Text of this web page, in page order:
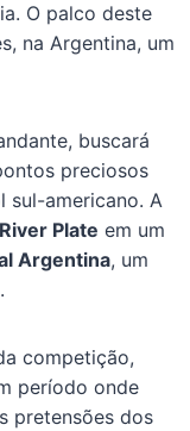
O palco deste
na Argentina, um
buscará
preciosos
sul-americano. A
River Plate em um
Argentina, um
competição,
período onde
pretensões dos